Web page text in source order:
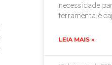
necessidade
ferramenta é
LEIA MAIS »